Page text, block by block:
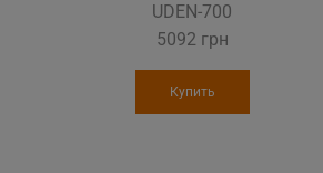
UDEN-700
5092 грн
Купить